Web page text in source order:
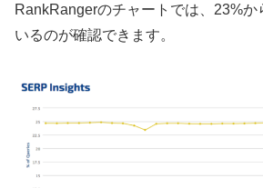
RankRangerのチャートでは、23%か
いるのが確認できます。